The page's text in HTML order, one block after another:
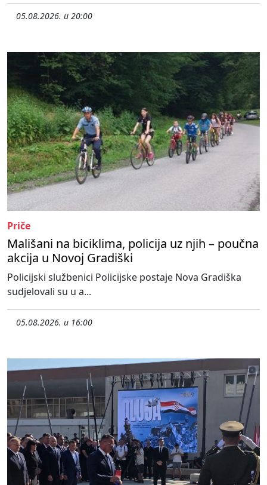
05.08.2026. u 20:00
Priče
Mališani na biciklima, policija uz njih – poučna
akcija u Novoj Gradiški
Policijski službenici Policijske postaje Nova Gradiška
sudjelovali su u a...
05.08.2026. u 16:00